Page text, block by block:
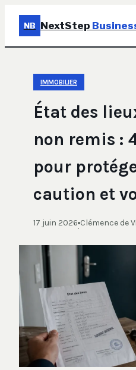
NB NextStep
IMMOBILIER
État des
non remis :
pour
caution et
17 juin 2026
·
Clémence de